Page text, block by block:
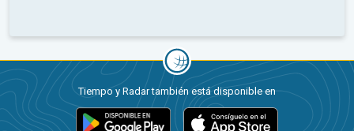
Tiempo y Radar también está disponible en